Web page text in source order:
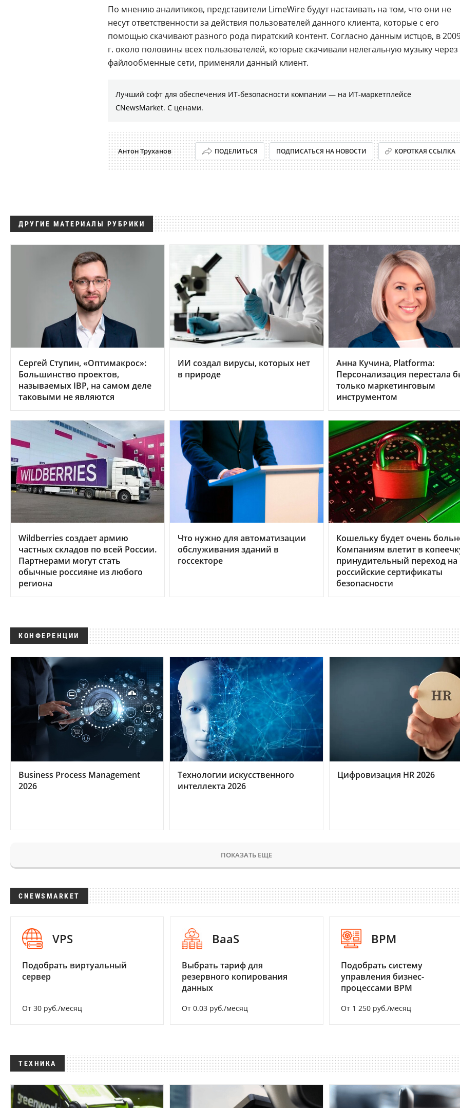
По мнению аналитиков, представители LimeWire будут настаивать на том, что они не
несут ответственности за действия пользователей данного клиента, которые с его
помощью скачивают разного рода пиратский контент. Согласно данным истцов, в
г. около половины всех пользователей, которые скачивали нелегальную музыку через
файлообменные сети, применяли данный клиент.
Лучший софт для обеспечения ИТ-безопасности компании ― на ИТ-маркетплейсе
CNewsMarket. С ценами.
Антон Труханов ПОДЕЛИТЬСЯ ПОДПИСАТЬСЯ НА НОВОСТИ КОРОТКАЯ ССЫЛКА
ДРУГИЕ МАТЕРИАЛЫ РУБРИКИ
Сергей Ступин, «Оптимакрос»:
Большинство проектов,
называемых IBP, на самом деле
таковыми не являются
ИИ создал вирусы, которых нет
в природе
Анна Кучина, Platforma:
Персонализация перестала
только маркетинговым
инструментом
Wildberries создает армию
частных складов по всей России.
Партнерами могут стать
обычные россияне из любого
региона
Что нужно для автоматизации
обслуживания зданий в
госсекторе
Кошельку будет очень
Компаниям влетит в
принудительный переход на
российские сертификаты
безопасности
КОНФЕРЕНЦИИ
Business Process Management
2026
Технологии искусственного
интеллекта 2026
Цифровизация HR 2026
ПОКАЗАТЬ ЕЩЕ
CNEWSMARKET
VPS
Подобрать виртуальный
сервер
От 30 руб./месяц
BaaS
Выбрать тариф для
резервного копирования
данных
От 0.03 руб./месяц
BPM
Подобрать систему
управления бизнес-
процессами BPM
От 1 250 руб./месяц
ТЕХНИКА